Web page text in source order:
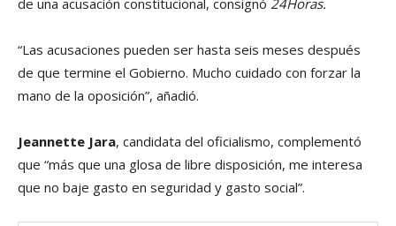
de una acusación constitucional, consignó 24Horas.
“Las acusaciones pueden ser hasta seis meses después
de que termine el Gobierno. Mucho cuidado con forzar la
mano de la oposición”, añadió.
Jeannette Jara, candidata del oficialismo, complementó
que “más que una glosa de libre disposición, me interesa
que no baje gasto en seguridad y gasto social”.